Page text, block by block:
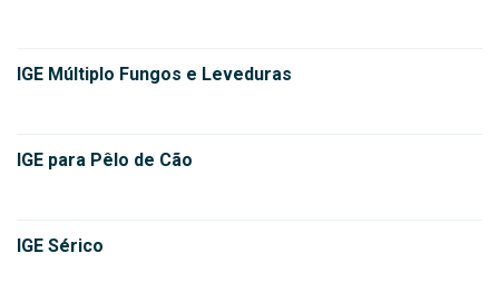
IGE Múltiplo Fungos e Leveduras
IGE para Pêlo de Cão
IGE Sérico